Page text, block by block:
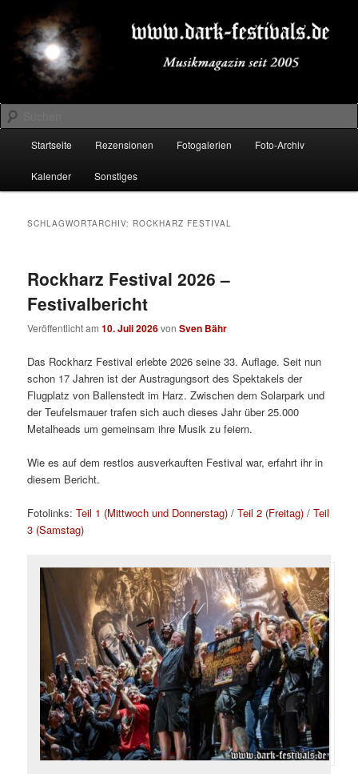
primären
Inhalt
springen
sekundären
Inhalt
springenDARK-FESTIVALS.DE
Suchen
Startseite Rezensionen Fotogalerien Foto-Archiv
Kalender Sonstiges
SCHLAGWORTARCHIV: ROCKHARZ FESTIVAL
Rockharz Festival 2026 –
Festivalbericht
Veröffentlicht am10. Juli 2026vonSven Bähr
Das Rockharz Festival erlebte 2026 seine 33. Auflage. Seit nun
schon 17 Jahren ist der Austragungsort des Spektakels der
Flugplatz von Ballenstedt im Harz. Zwischen dem Solarpark und
der Teufelsmauer trafen sich auch dieses Jahr über 25.000
Metalheads um gemeinsam ihre Musik zu feiern.
Wie es auf dem restlos ausverkauften Festival war, erfahrt ihr in
diesem Bericht.
Fotolinks:Teil 1 (Mittwoch und Donnerstag) /Teil 2 (Freitag) /Teil
3 (Samstag)